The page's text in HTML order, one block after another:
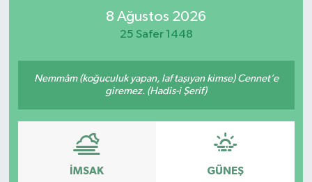
8 Ağustos 2026
25 Safer 1448
Nemmâm (koğuculuk yapan, laf taşıyan kimse) Cennet’e
giremez. (Hadis-i Şerif)
İMSAK GÜNEŞ